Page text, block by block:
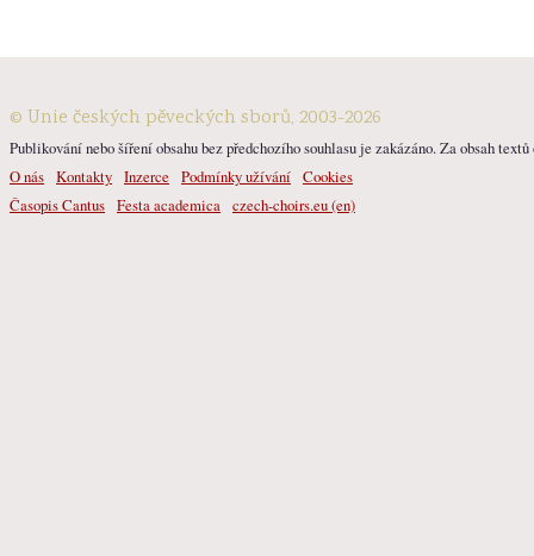
© Unie českých pěveckých sborů, 2003-2026
Publikování nebo šíření obsahu bez předchozího souhlasu je zakázáno. Za obsah
O nás Kontakty Inzerce Podmínky užívání Cookies
Časopis Cantus Festa academica czech-choirs.eu (en)